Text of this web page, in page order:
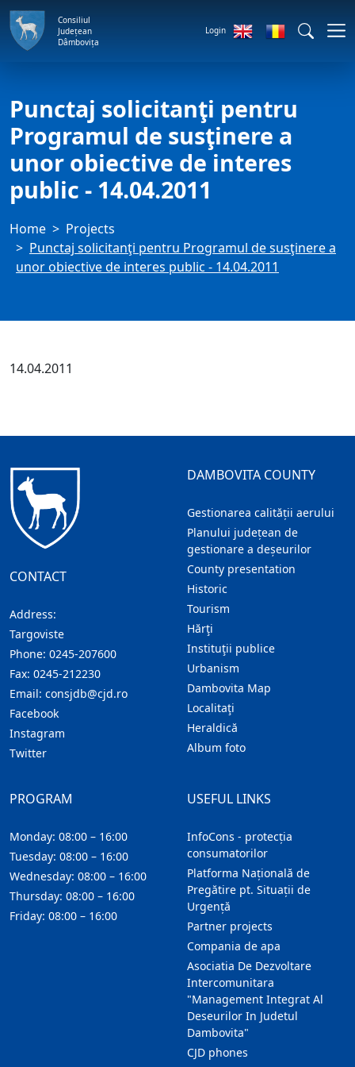
Consiliul
Județean
Dâmbovița
Login
Punctaj solicitanţi pentru
Programul de susţinere a
unor obiective de interes
public - 14.04.2011
Home
Projects
Punctaj solicitanţi pentru Programul de susţinere a
unor obiective de interes public - 14.04.2011
14.04.2011
CONTACT
Address:
Targoviste
Phone: 0245-207600
Fax: 0245-212230
Email: consjdb@cjd.ro
Facebook
Instagram
Twitter
DAMBOVITA COUNTY
Gestionarea calității aerului
Planului județean de
gestionare a deșeurilor
County presentation
Historic
Tourism
Hărţi
Instituţii publice
Urbanism
Dambovita Map
Localitaţi
Heraldică
Album foto
USEFUL LINKS
InfoCons - protecția
consumatorilor
Platforma Națională de
Pregătire pt. Situații de
Urgență
Partner projects
Compania de apa
Asociatia De Dezvoltare
Intercomunitara
"Management Integrat Al
Deseurilor In Judetul
Dambovita"
CJD phones
PROGRAM
Monday: 08:00 – 16:00
Tuesday: 08:00 – 16:00
Wednesday: 08:00 – 16:00
Thursday: 08:00 – 16:00
Friday: 08:00 – 16:00